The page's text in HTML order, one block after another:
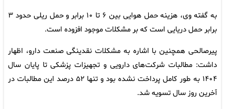
به گفته وی، هزینه حمل هوایی بین ۶ تا ۱۰ برابر و حمل ریلی حدود ۳
برابر حمل دریایی است که بر مشکلات موجود افزوده است.
پیرصالحی همچنین با اشاره به مشکلات نقدینگی صنعت دارو، اظهار
داشت: مطالبات شرکت‌های دارویی و تجهیزات پزشکی تا پایان سال
۱۴۰۴ به‌ طور کامل پرداخت نشده بود و تنها ۵۲ درصد این مطالبات در
آخرین روز سال تسویه شد.